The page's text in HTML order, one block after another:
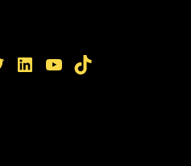
LinkedIn YouTube TikTok